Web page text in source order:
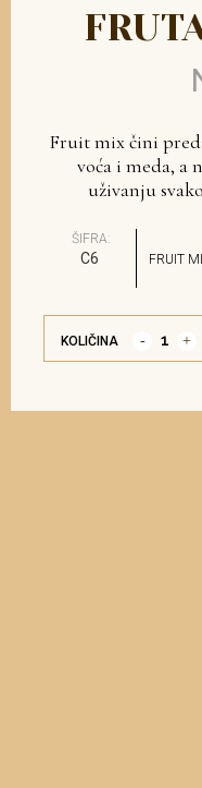
Fruit mix čini
voća i meda, a
uživanju
ŠIFRA:
C6
FRUIT
KOLIČINA